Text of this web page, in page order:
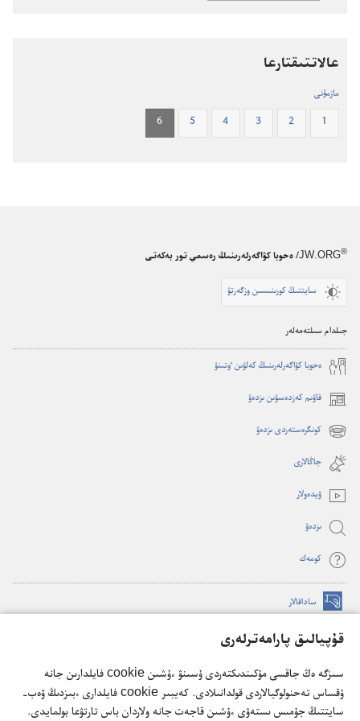
قۇپيالىق پارامەترلەرى
سىزگە ەڭ جاقسى مۇكىندىكتەردى ۇسىنۋ ءۇشىن cookie فايلدارىن جانە
ۇقساس تەحنولوگيالاردى قولدانىلادى. كەيبىر cookie فايلدارى ءبىزدىڭ ۆەب-
سايتتىڭ جۇمىس ىستەۋى ءۇشىن قاجەت جانە ولاردان باس تارتۋعا بولمايدى.
عالاتتىقتارعا
مازمۇنى
1
2
3
4
5
6
JW.ORG® / ەحوبا كۋاگەرلەرىنىڭ رەسمي تور بەكەتى
سايتتىڭ كورىنىسىن وزگەرتۋ
جىلدام سىلتەمەلەر
ە‌حوبا كۋاگە‌رلە‌رىنىڭ كە‌لۋىن ٶتىنۋ
قاۋىم كەزدەسۋىن ىزدەۋ
(opens
new
window)
كونگرەستەردى ىزدەۋ
(opens
new
window)
جاڭالارى
ۆيدە‌ولار
ىزدە‌ۋ
كومە‌ك
ساداقالار
(opens
window) كۇزەت مۇناراسىنىڭ تورداعى كىتاپحاناسى
new
window)
JW Hub
®
(opens
new